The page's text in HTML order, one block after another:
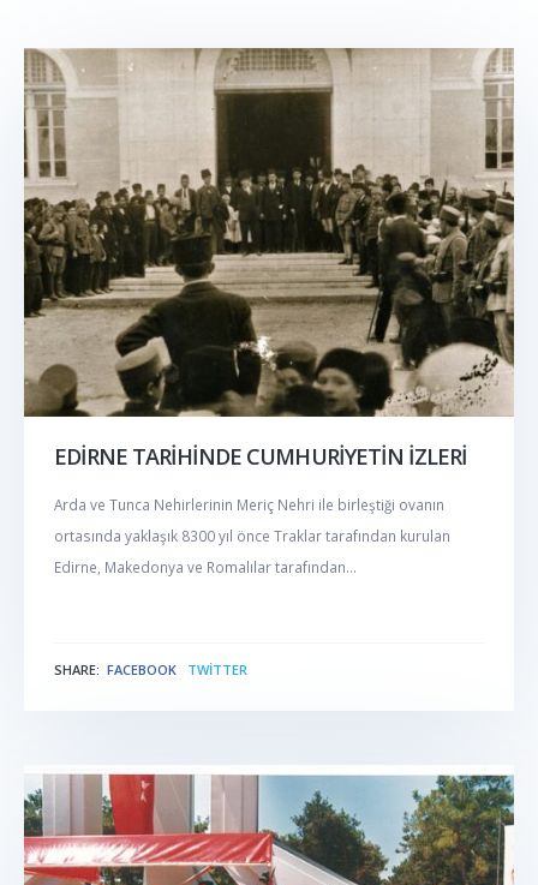
EDİRNE TARİHİNDE CUMHURİYETİN İZLERİ
Arda ve Tunca Nehirlerinin Meriç Nehri ile birleştiği ovanın
ortasında yaklaşık 8300 yıl önce Traklar tarafından kurulan
Edirne, Makedonya ve Romalılar tarafından...
SHARE: FACEBOOK TWITTER